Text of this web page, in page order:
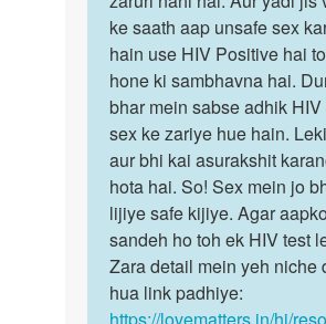
month
pahle
kisi…
by
अज्ञात
nahi
hona…
ke saath aap unsafe sex
hain use HIV Positive hai
hone ki sambhavna hai.
bhar mein sabse adhik HIV
sex ke zariye hue hain.
aur bhi kai asurakshit
hota hai. So! Sex mein jo
lijiye safe kijiye. Agar
sandeh ho toh ek HIV test
Zara detail mein yeh niche
hua link padhiye: